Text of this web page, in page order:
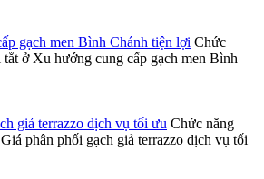
gạch men Bình Chánh tiện lợi Chức
tắt ở Xu hướng cung cấp gạch men Bình
giả terrazzo dịch vụ tối ưu Chức năng
phân phối gạch giả terrazzo dịch vụ tối